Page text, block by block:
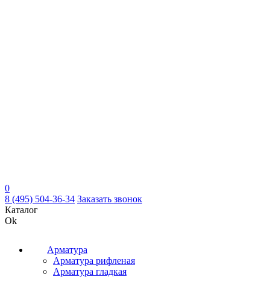
0
8 (495) 504-36-34 Заказать звонок
Каталог
Ok
Арматура
Арматура рифленая
Арматура гладкая